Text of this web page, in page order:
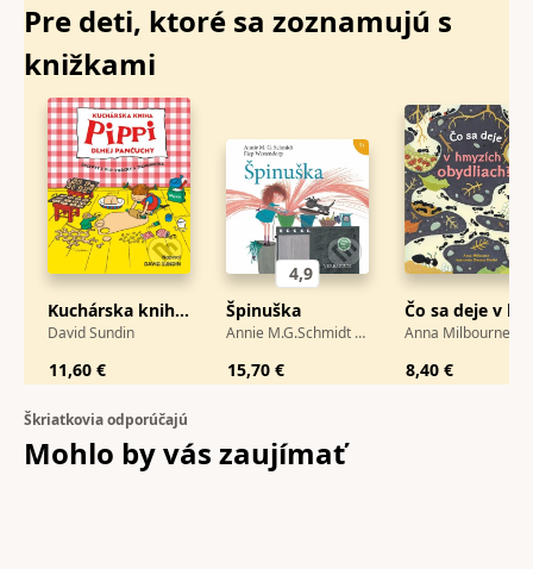
Pre deti, ktoré sa zoznamujú s
knižkami
Kuchárska kniha Pippi Dlhej Pančuchy
David Sundin
11,60 €
4,9
Špinuška
Annie M.G.Schmidt a Fiep Westendorp
15,70 €
Anna Milbourne
8,40 €
Škriatkovia odporúčajú
Mohlo by vás zaujímať